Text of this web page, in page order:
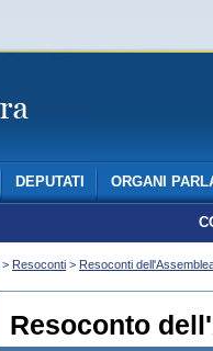
DEPUTATI ORGANI
> Resoconti > Resoconti
Resoconto